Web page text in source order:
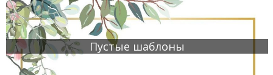
Пустые шаблоны